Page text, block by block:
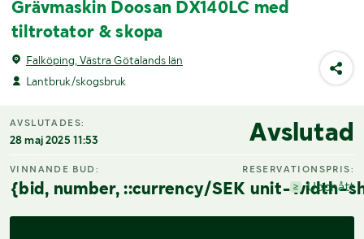
Grävmaskin Doosan DX140LC med
tiltrotator & skopa
Falköping, Västra Götalands län
Lantbruk/skogsbruk
AVSLUTADES:
28 maj 2025 11:53 Avslutad
VINNANDE BUD:
{bid, number, ::currency/SEK unit-width-
RESERVATIONSPRIS:
Uppnått